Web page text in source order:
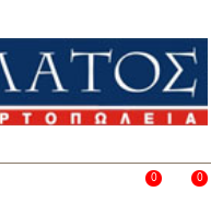
0
favorite_border 0
shopping_cart